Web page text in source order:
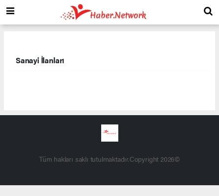
Sanayi İlanları
Tüm hakları saklı tutulmaktadır.Copyright 2026©